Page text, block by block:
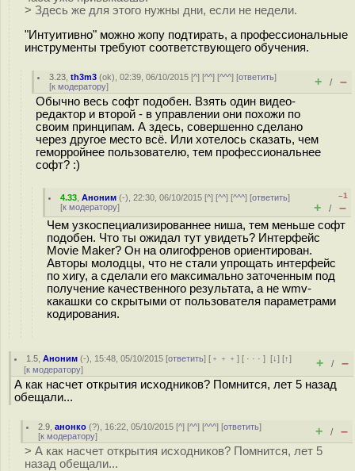
> Здесь же для этого нужны дни, если не недели.
"Интуитивно" можно жопу подтирать, а профессиональные
инструменты требуют соответствующего обучения.
3.23 ,th3m3 (ok), 02:39, 06/10/2015 [^] [^^] [^^^] [ответить]
[к модератору] + / –
Обычно весь софт подобен. Взять один видео-
редактор и второй - в управлении они похожи по
своим принципам. А здесь, совершенно сделано
через другое место всё. Или хотелось сказать, чем
геморройнее пользователю, тем профессиональнее
софт? :)
4.33 ,Аноним (-), 22:30, 06/10/2015 [^] [^^] [^^^] [ответить]
[к модератору]
–1
+ / –
Чем узкоспециализированнее ниша, тем меньше софт
подобен. Что ты ожидал тут увидеть? Интерфейс
Movie Maker? Он на олигофренов ориентирован.
Авторы молодцы, что не стали упрощать интерфейс
по хигу, а сделали его максимально заточенным под
получение качественного результата, а не wmv-
какашки со скрытыми от пользователя параметрами
кодирования.
1.5 ,Аноним (-), 15:48, 05/10/2015 [ответить] [ ﹢﹢﹢] [ · · ·][↓] [↑]
[к модератору] + / –
А как насчет открытия исходников? Помнится, лет 5 назад
обещали...
2.9 ,анонко (?), 16:22, 05/10/2015 [^] [^^] [^^^] [ответить]
[к модератору] + / –
> А как насчет открытия исходников? Помнится, лет 5
назад обещали...